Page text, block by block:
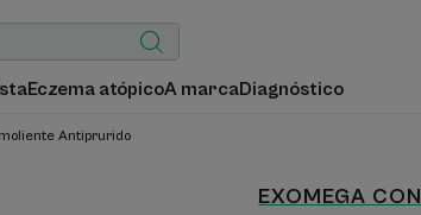
Eczema atópicoA marcaDiagnóstico
Antiprurido
EXOMEGA